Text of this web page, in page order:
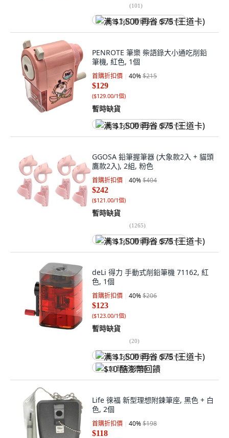
(101)
满 $1,500 再省 $75 (王道卡)
PENROTE 筆樂 柴語錄大小通吃削鉛
筆機, 紅色, 1個
首購折扣價 40%$215
$129
($129.00/1個)
暫時缺貨
满 $1,500 再省 $75 (王道卡)
GGOSA 鉛筆握筆器 (大象款2入 + 貓頭
鷹款2入), 2組, 粉色
首購折扣價 40%$404
$242
($121.00/1個)
暫時缺貨
(1265)
满 $1,500 再省 $75 (王道卡)
deLi 得力 手動式削鉛筆機 71162, 紅
色, 1個
首購折扣價 40%$206
$123
($123.00/1個)
暫時缺貨
(20)
满 $1,500 再省 $75 (王道卡)
$10 酷澎幣回饋
Life 徠福 新型理想附鍊筆座, 黑色 + 白
色, 2個
首購折扣價 40%$198
$118